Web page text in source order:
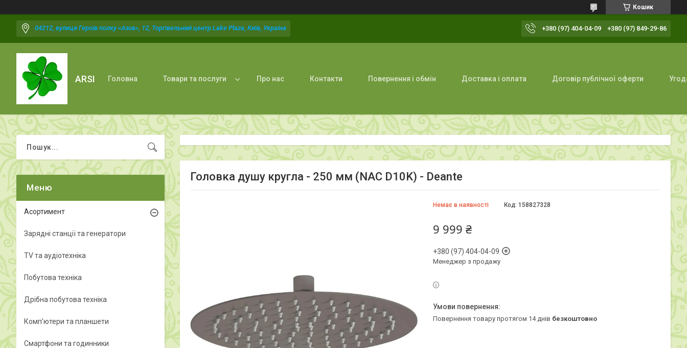
Кошик
04212, вулиця Героїв полку «Азов», 12, Торгівельний центр Lake Plaza, Київ, Україна +380 (97) 404-04-09 +380 (97) 849-29-86
ARSI Головна Товари та послуги Про нас Контакти Повернення і обмін Доставка і оплата Договір публічної оферти
Головка душу кругла - 250 мм (NAC D10K) - Deante
Немає в наявності Код: 158827328
9 999 ₴
+380 (97) 404-04-09
Менеджер з продажу
повернення товару протягом 14 днів безкоштовно
Асортимент
Зарядні станції та генератори
TV та аудіотехніка
Побутова техніка
Дрібна побутова техніка
Комп'ютери та планшети
Смартфони та годинники